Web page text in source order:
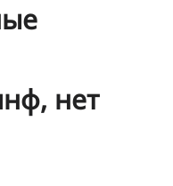
нет